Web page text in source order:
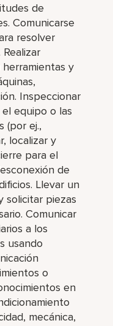
de
Comunicarse
resolver
y
Inspeccionar
equipo o las
(por ej.,
localizar y
para el
de
Llevar un
solicitar piezas
Comunicar
a los
usando
o
en
mecánica,